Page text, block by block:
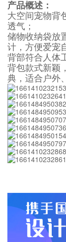
产品概述：
大空间宠物背
透气；
储物收纳袋放
计，方便爱宠
背部符合人体
背包款式新颖
典，适合户外